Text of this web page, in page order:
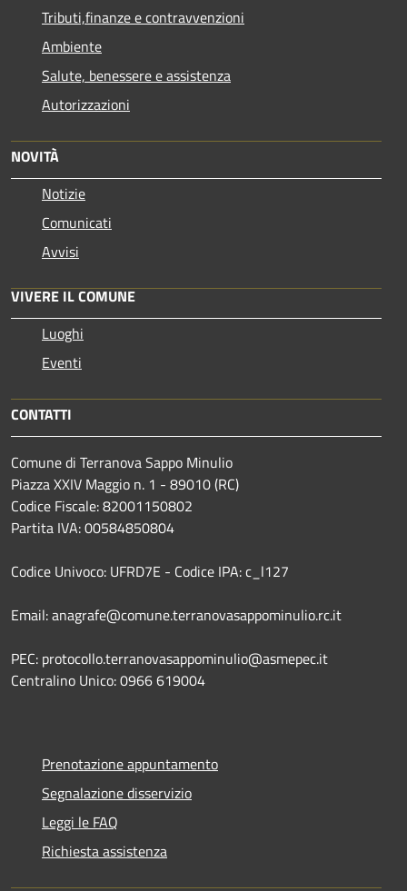
Tributi,finanze e contravvenzioni
Ambiente
Salute, benessere e assistenza
Autorizzazioni
NOVITÀ
Notizie
Comunicati
Avvisi
VIVERE IL COMUNE
Luoghi
Eventi
CONTATTI
Comune di Terranova Sappo Minulio
Piazza XXIV Maggio n. 1 - 89010 (RC)
Codice Fiscale: 82001150802
Partita IVA: 00584850804
Codice Univoco: UFRD7E - Codice IPA: c_l127
Email: anagrafe@comune.terranovasappominulio.rc.it
PEC: protocollo.terranovasappominulio@asmepec.it
Centralino Unico: 0966 619004
Prenotazione appuntamento
Segnalazione disservizio
Leggi le FAQ
Richiesta assistenza